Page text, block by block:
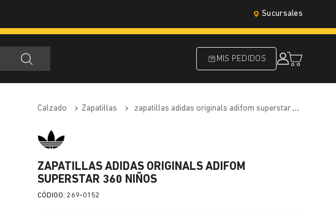
Sucursales
MIS PEDIDOS
calzado zapatillas zapatillas adidas originals adifom superstar 360 niños
ZAPATILLAS ADIDAS ORIGINALS ADIFOM
SUPERSTAR 360 NIÑOS
:269-0152